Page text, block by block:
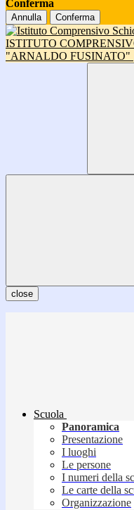
Conferma
Annulla Conferma
ISTITUTO
"ARNALDO FUSINATO"
close
Scuola
Panoramica
Presentazione
I luoghi
Le persone
I numeri della
Le carte della
Organizzazione